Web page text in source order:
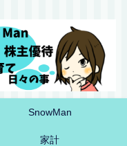
SnowMan
家計